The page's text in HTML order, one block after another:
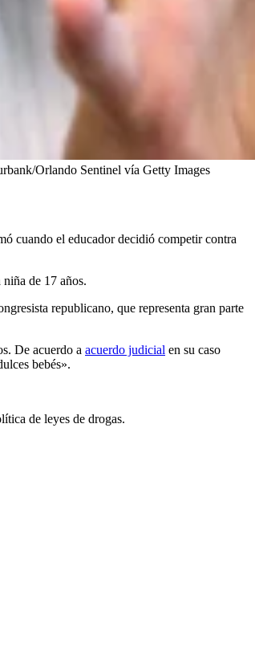
Orlando Sentinel vía Getty Images
cuando el educador decidió competir contra
de 17 años.
republicano, que representa gran parte
De acuerdo a acuerdo judicial en su caso
bebés».
de leyes de drogas.